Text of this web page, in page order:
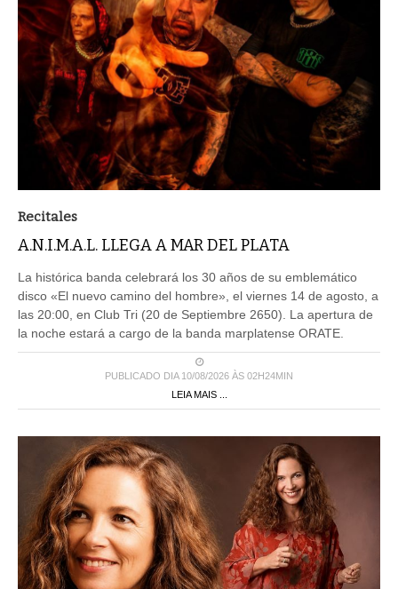
Recitales
A.N.I.M.A.L. LLEGA A MAR DEL PLATA
La histórica banda celebrará los 30 años de su emblemático
disco «El nuevo camino del hombre», el viernes 14 de agosto, a
las 20:00, en Club Tri (20 de Septiembre 2650). La apertura de
la noche estará a cargo de la banda marplatense ORATE.
PUBLICADO DIA 10/08/2026 ÀS 02H24MIN
LEIA MAIS ...